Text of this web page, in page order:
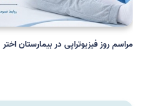
مراسم روز فیزیوتراپی در بیمارستان اختر